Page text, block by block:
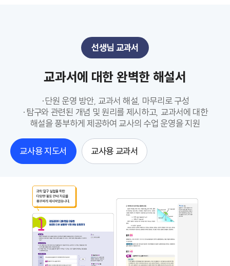
선생님 교과서
교과서에 대한 완벽한 해설서
·단원 운영 방안, 교과서 해설, 마무리로 구성
·탐구와 관련된 개념 및 원리를 제시하고, 교과서에 대한
해설을 풍부하게 제공하여 교사의 수업 운영을 지원
교사용 지도서 교사용 교과서